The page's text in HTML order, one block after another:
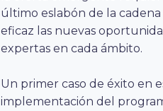
último eslabón de la
eficaz las nuevas
expertas en cada ámbito.
Un primer caso de éxito en
implementación del